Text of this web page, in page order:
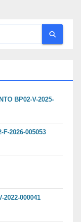
BP02-V-2025-
F-2026-005053
2022-000041